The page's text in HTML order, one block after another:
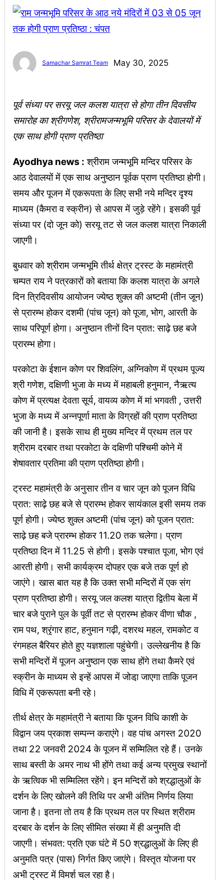
Samachar Samrat Team May 30, 2025
पूर्व संध्या पर सरयू जल कलश यात्रा से होगा तीन दिवसीय
समारोह का श्रीगणेश, श्रीरामजन्मभूमि परिसर के देवालयों में
एक साथ होगी प्राण प्रतिष्ठा
Ayodhya news : श्रीराम जन्मभूमि मन्दिर परिसर के
आठ देवालयों में एक साथ अनुष्ठान पूर्वक प्राण प्रतिष्ठा होगी।
समय और पूजन में एकरूपता के लिए सभी नये मन्दिर दृश्य
माध्यम (कैमरा व स्क्रीन) से आपस में जुड़े रहेंगे। इसकी पूर्व
संध्या पर (दो जून को) सरयू तट से जल कलश यात्रा निकाली
जाएगी।
बुधवार को श्रीराम जन्मभूमि तीर्थ क्षेत्र ट्रस्ट के महामंत्री
चम्पत राय ने पत्रकारों को बताया कि कलश यात्रा के अगले
दिन त्रिदिवसीय आयोजन ज्येष्ठ शुक्ल की अष्टमी (तीन जून)
से प्रारम्भ होकर दशमी (पांच जून) को पूजा, भोग, आरती के
साथ परिपूर्ण होगा। अनुष्ठान तीनों दिन प्रात: साढ़े छह बजे
प्रारम्भ होगा।
परकोटा के ईशान कोण पर शिवलिंग, अग्निकोण में प्रथम पूज्य
श्री गणेश, दक्षिणी भुजा के मध्य में महाबली हनुमान, नैऋत्य
कोण में प्रत्यक्ष देवता सूर्य, वायव्य कोण में मां भगवती , उत्तरी
भुजा के मध्य में अन्नपूर्णा माता के विग्रहों की प्राण प्रतिष्ठा
की जानी है। इसके साथ ही मुख्य मन्दिर में प्रथम तल पर
श्रीराम दरबार तथा परकोटा के दक्षिणी पश्चिमी कोने में
शेषावतार प्रतिमा की प्राण प्रतिष्ठा होगी।
ट्रस्ट महामंत्री के अनुसार तीन व चार जून को पूजन विधि
प्रात: साढ़े छह बजे से प्रारम्भ होकर सायंकाल इसी समय तक
पूर्ण होगी। ज्येष्ठ शुक्ल अष्टमी (पांच जून) को पूजन प्रात:
साढ़े छह बजे प्रारम्भ होकर 11.20 तक चलेगा। प्राण
प्रतिष्ठा दिन में 11.25 से होगी। इसके पश्चात पूजा, भोग एवं
आरती होगी। सभी कार्यक्रम दोपहर एक बजे तक पूर्ण हो
जाएंगे। खास बात यह है कि उक्त सभी मन्दिरों में एक संग
प्राण प्रतिष्ठा होगी। सरयू जल कलश यात्रा द्वितीय बेला में
चार बजे पुराने पुल के पूर्वी तट से प्रारम्भ होकर वीणा चौक ,
राम पथ, श्रृंगार हाट, हनुमान गढ़ी, दशरथ महल, रामकोट व
रंगमहल बैरियर होते हुए यज्ञशाला पहुंचेगी। उल्लेखनीय है कि
सभी मन्दिरों में पूजन अनुष्ठान एक साथ होंगे तथा कैमरे एवं
स्क्रीन के माध्यम से इन्हें आपस में जोडा़ जाएगा ताकि पूजन
विधि में एकरूपता बनी रहे।
तीर्थ क्षेत्र के महामंत्री ने बताया कि पूजन विधि काशी के
विद्वान जय प्रकाश सम्पन्न कराएंगे। वह पांच अगस्त 2020
तथा 22 जनवरी 2024 के पूजन में सम्मिलित रहे हैं। उनके
साथ बस्ती के अमर नाथ भी होंगे तथा कई अन्य प्रमुख स्थानों
के ऋत्विक भी सम्मिलित रहेंगे। इन मन्दिरों को श्रद्धालुओं के
दर्शन के लिए खोलने की तिथि पर अभी अंतिम निर्णय लिया
जाना है। इतना तो तय है कि प्रथम तल पर स्थित श्रीराम
दरबार के दर्शन के लिए सीमित संख्या में ही अनुमति दी
जाएगी। संभवत: प्रति एक घंटे में 50 श्रद्धालुओं के लिए ही
अनुमति पत्र (पास) निर्गत किए जाएंगे। विस्तृत योजना पर
अभी ट्रस्ट में विमर्श चल रहा है।